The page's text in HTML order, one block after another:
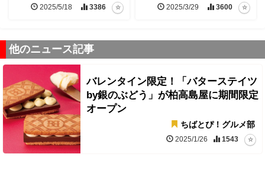
2025/5/18 3386 2025/3/29 3600
他のニュース記事
バレンタイン限定！「バターステイツ
by銀のぶどう」が柏高島屋に期間限定
オープン
ちばとぴ！グルメ部
2025/1/26 1543